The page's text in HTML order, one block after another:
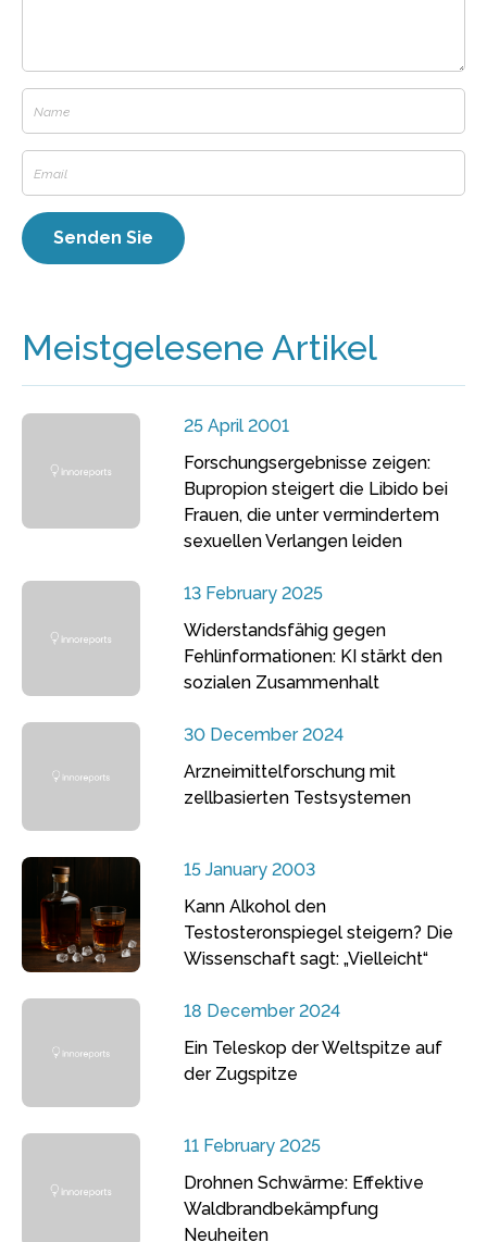
Meistgelesene Artikel
25 April 2001
Forschungsergebnisse zeigen:
Bupropion steigert die Libido bei
Frauen, die unter vermindertem
sexuellen Verlangen leiden
13 February 2025
Widerstandsfähig gegen
Fehlinformationen: KI stärkt den
sozialen Zusammenhalt
30 December 2024
Arzneimittelforschung mit
zellbasierten Testsystemen
15 January 2003
Kann Alkohol den
Testosteronspiegel steigern? Die
Wissenschaft sagt: „Vielleicht“
18 December 2024
Ein Teleskop der Weltspitze auf
der Zugspitze
11 February 2025
Drohnen Schwärme: Effektive
Waldbrandbekämpfung
Neuheiten